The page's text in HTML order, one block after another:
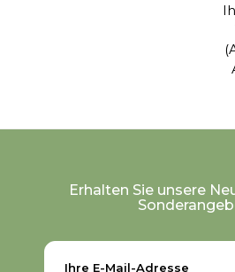
Erhalten Sie unsere